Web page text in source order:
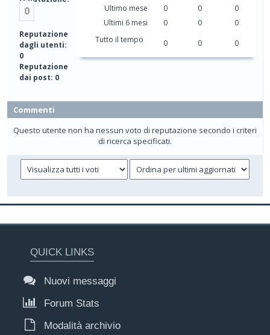
0
Reputazione
dagli utenti:
0
Reputazione
dai post: 0
Ultimo mese
0 0
0
Ultimi 6 mesi
0 0
0
Tutto il tempo
0 0 0
Commenti
Questo utente non ha nessun voto di reputazione secondo i criteri
di ricerca specificati.
QUICK LINKS
Nuovi messaggi
Forum Stats
Modalità archivio